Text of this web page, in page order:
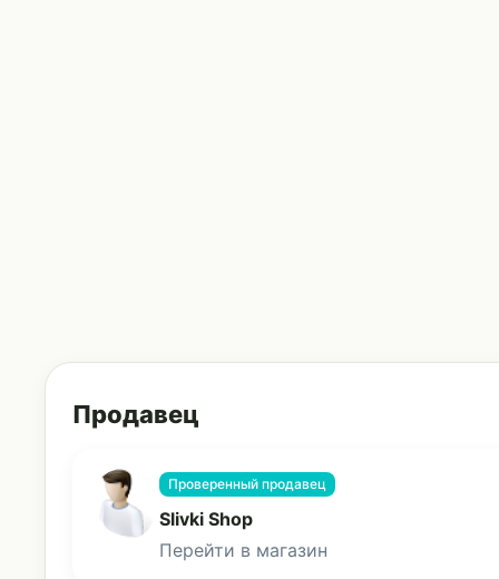
Продавец
Проверенный продавец
Slivki Shop
Перейти в магазин